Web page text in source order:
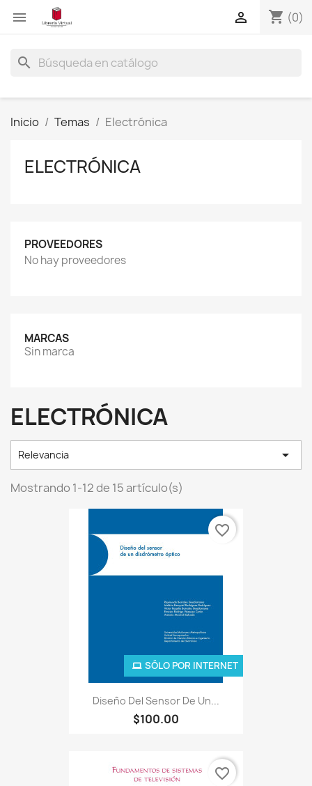
 shopping_cart (0)

search
Inicio Temas Electrónica
ELECTRÓNICA
PROVEEDORES
No hay proveedores
MARCAS
Sin marca
ELECTRÓNICA
Relevancia 
Mostrando 1-12 de 15 artículo(s)
Diseño Del Sensor De Un...
$100.00
SÓLO POR INTERNET
favorite_border
favorite_border